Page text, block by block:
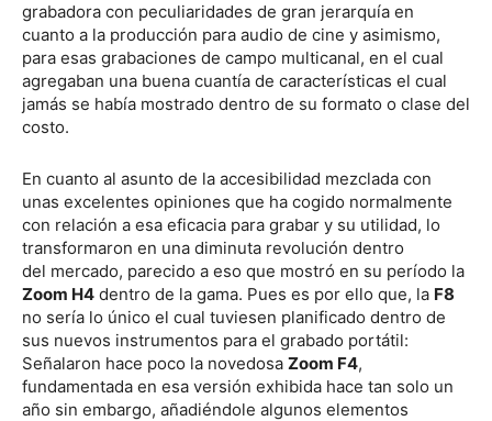
grabadora con peculiaridades de gran jerarquía en
cuanto a la producción para audio de cine y asimismo,
para esas grabaciones de campo multicanal, en el cual
agregaban una buena cuantía de características el cual
jamás se había mostrado dentro de su formato o clase del
costo.
En cuanto al asunto de la accesibilidad mezclada con
unas excelentes opiniones que ha cogido normalmente
con relación a esa eficacia para grabar y su utilidad, lo
transformaron en una diminuta revolución dentro
del mercado, parecido a eso que mostró en su período la
Zoom H4 dentro de la gama. Pues es por ello que, la F8
no sería lo único el cual tuviesen planificado dentro de
sus nuevos instrumentos para el grabado portátil:
Señalaron hace poco la novedosa Zoom F4,
fundamentada en esa versión exhibida hace tan solo un
año sin embargo, añadiéndole algunos elementos